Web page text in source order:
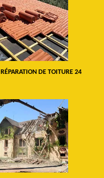
RÉPARATION DE TOITURE 24